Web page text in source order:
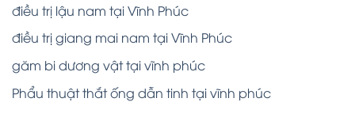
điều trị lậu nam tại Vĩnh Phúc
điều trị giang mai nam tại Vĩnh Phúc
găm bi dương vật tại vĩnh phúc
Phẩu thuật thắt ống dẫn tinh tại vĩnh phúc